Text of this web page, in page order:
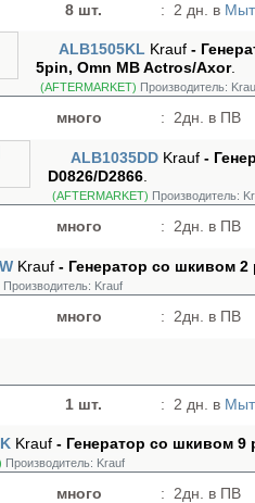
8 шт. : 2 дн. в
ALB1505KL Krauf-
5pin, Omn MB Actros/Axor.
(AFTERMARKET) Производитель:
много : 2дн. в ПВ
ALB1035DD Krauf -
D0826/D2866.
(AFTERMARKET) Производитель:
много : 2дн. в ПВ
Krauf - Генератор cо шкивом 2
Производитель: Krauf
много : 2дн. в ПВ
1 шт. : 2 дн. в
Krauf - Генератор cо шкивом 9
Производитель: Krauf
много : 2дн. в ПВ